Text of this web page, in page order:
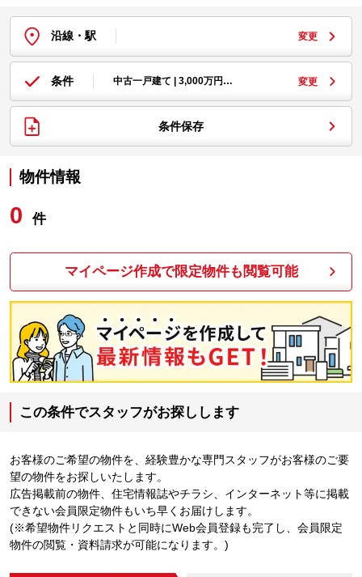
沿線・駅 変更
条件 中古一戸建て | 3,000万円… 変更
条件保存
物件情報
0 件
マイページ作成で限定物件も閲覧可能
この条件でスタッフがお探しします
お客様のご希望の物件を、経験豊かな専門スタッフがお客様のご要
望の物件をお探しいたします。
広告掲載前の物件、住宅情報誌やチラシ、インターネット等に掲載
できない会員限定物件もいち早くお届けします。
(※希望物件リクエストと同時にWeb会員登録も完了し、会員限定
物件の閲覧・資料請求が可能になります。)